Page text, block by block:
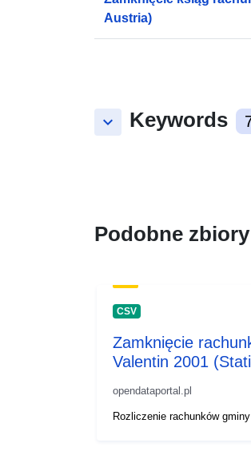
Austria)
keyboard_arrow_down Keywords
Podobne
CSV
Zamknięcie
Valentin 2001
opendataportal.pl
Rozliczenie rachunków